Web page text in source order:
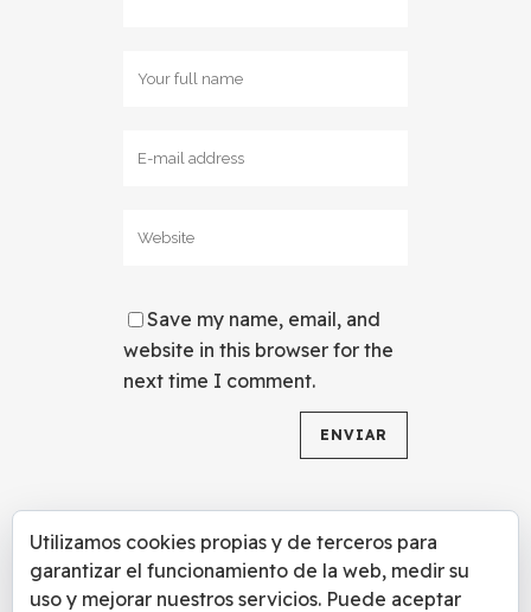
Save my name, email, and
website in this browser for the
next time I comment.
Utilizamos cookies propias y de terceros para
garantizar el funcionamiento de la web, medir su
uso y mejorar nuestros servicios. Puede aceptar